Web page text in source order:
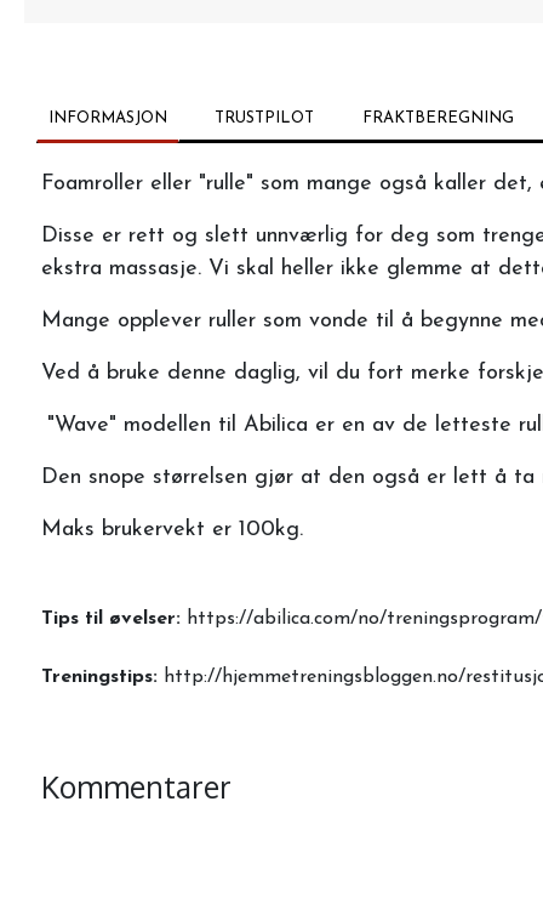
INFORMASJON TRUSTPILOT FRAKTBEREGNING
Foamroller eller "rulle" som mange også kaller
Disse er rett og slett unnværlig for deg som
ekstra massasje. Vi skal heller ikke glemme at
Mange opplever ruller som vonde til å begynne
Ved å bruke denne daglig, vil du fort merke
"Wave" modellen til Abilica er en av de letteste
Den snope størrelsen gjør at den også er lett å ta
Maks brukervekt er 100kg.
Tips til øvelser: https://abilica.com/no/
Treningstips: http://hjemmetreningsbloggen.no/
Kommentarer